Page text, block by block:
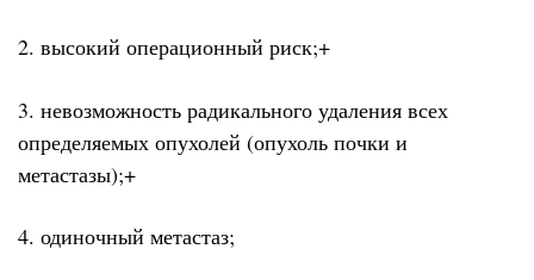
2. высокий операционный риск;+
3. невозможность радикального удаления всех
определяемых опухолей (опухоль почки и
метастазы);+
4. одиночный метастаз;